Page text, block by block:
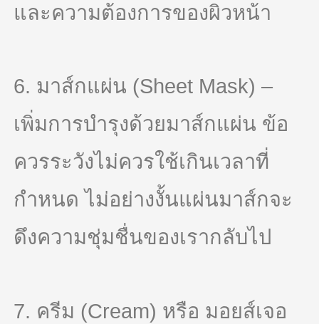
และความต้องการของผิวหน้า
6. มาส์กแผ่น (Sheet Mask) –
เพิ่มการบำรุงด้วยมาส์กแผ่น ข้อ
ควรระวังไม่ควรใช้เกินเวลาที่
กำหนด ไม่อย่างงั้นแผ่นมาส์กจะ
ดึงความชุ่มชื่นของเรากลับไป
7. ครีม (Cream) หรือ มอยส์เจอ